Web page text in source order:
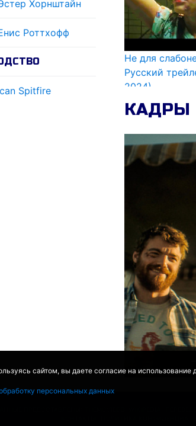
сайтом, вы даете согласие на использование
персональных данных
Хорнштайн
Роттхофф
Spitfire
Не для
Русский
2024)
КАДРЫ